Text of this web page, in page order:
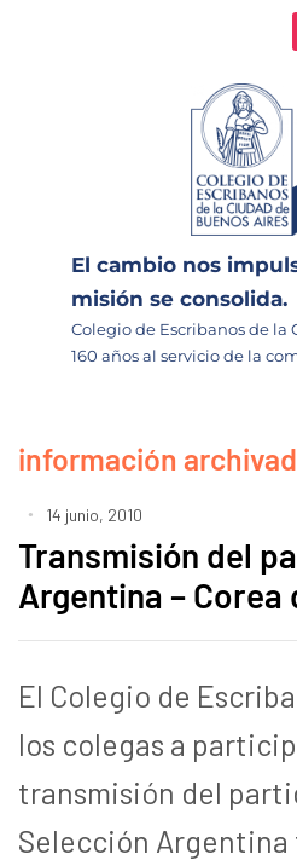
El cambio nos
misión se consolida.
Colegio de Escribanos de la
160 años al servicio de la
información
14 junio, 2010
Transmisión del
Argentina – Corea
El Colegio de
los colegas a
transmisión del
Selección Argentina